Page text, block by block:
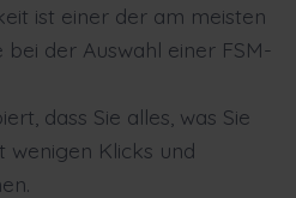
ist einer der am meisten
der Auswahl einer FSM-
dass Sie alles, was Sie
wenigen Klicks und